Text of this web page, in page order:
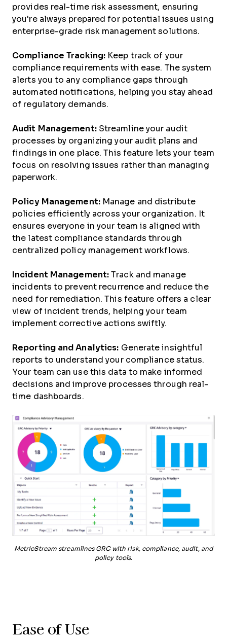
provides real-time risk assessment, ensuring
you're always prepared for potential issues using
enterprise-grade risk management solutions.
Compliance Tracking: Keep track of your
compliance requirements with ease. The system
alerts you to any compliance gaps through
automated notifications, helping you stay ahead
of regulatory demands.
Audit Management:Streamline your audit
processes by organizing your audit plans and
findings in one place. This feature lets your team
focus on resolving issues rather than managing
paperwork.
Policy Management:Manage and distribute
policies efficiently across your organization. It
ensures everyone in your team is aligned with
the latest compliance standards through
centralized policy management workflows.
Incident Management:Track and manage
incidents to prevent recurrence and reduce the
need for remediation. This feature offers a clear
view of incident trends, helping your team
implement corrective actions swiftly.
Reporting and Analytics: Generate insightful
reports to understand your compliance status.
Your team can use this data to make informed
decisions and improve processes through real-
time dashboards.
MetricStream streamlines GRC with risk, compliance, audit, and
policy tools.
Ease of Use